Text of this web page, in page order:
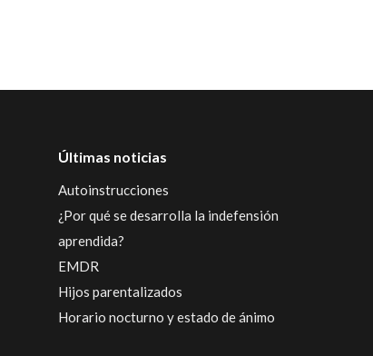
Últimas noticias
Autoinstrucciones
¿Por qué se desarrolla la indefensión
aprendida?
EMDR
Hijos parentalizados
Horario nocturno y estado de ánimo